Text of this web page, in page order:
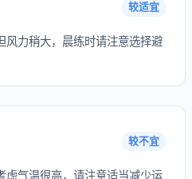
较适宜
风力稍大，晨练时请注意选择避
较不宜
虑气温很高，请注意适当减少运